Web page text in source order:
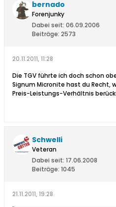
bernado
Forenjunky
Dabei seit: 06.09.2006
Beiträge: 2573
20.11.2011, 11:28
Die TGV führte ich doch schon
Signum Micronite hast du Recht,
Preis-Leistungs-Verhältnis
Schwelli
Veteran
Dabei seit: 17.06.2008
Beiträge: 1045
21.11.2011, 19:28